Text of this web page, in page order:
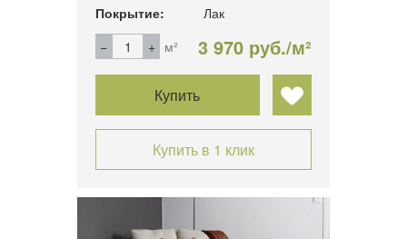
Покрытие:
Лак
м²
3 970 руб./м²
Купить
Купить в 1 клик